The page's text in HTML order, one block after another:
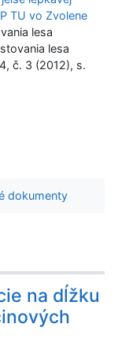
TU vo Zvolene
lesa
lesa
č. 3 (2012), s.
dokumenty
na dĺžku